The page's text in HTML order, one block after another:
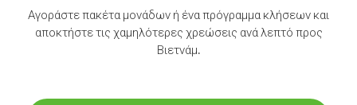
Αγοράστε πακέτα μονάδων ή ένα πρόγραμμα κλήσεων και
αποκτήστε τις χαμηλότερες χρεώσεις ανά λεπτό προς
Βιετνάμ.